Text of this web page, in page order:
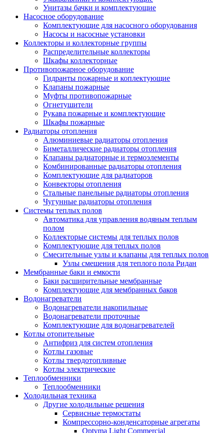
Унитазы бачки и комплектующие
Насосное оборудование
Комплектующие для насосного оборудования
Насосы и насосные установки
Коллекторы и коллекторные группы
Распределительные коллекторы
Шкафы коллекторные
Противопожарное оборудование
Гидранты пожарные и коплектующие
Клапаны пожарные
Муфты противопожарные
Огнетушители
Рукава пожарные и комплектующие
Шкафы пожарные
Радиаторы отопления
Алюминиевые радиаторы отопления
Биметаллические радиаторы отопления
Клапаны радиаторные и термоэлементы
Комбинированные радиаторы отопления
Комплектующие для радиаторов
Конвекторы отопления
Стальные панельные радиаторы отопления
Чугунные радиаторы отопления
Системы теплых полов
Автоматика для управления водяным теплым
полом
Коллекторые системы для теплых полов
Комплектующие для теплых полов
Смесительные узлы и клапаны для теплых полов
Узлы смешения для теплого пола Ридан
Мембранные баки и емкости
Баки расширительные мембранные
Комплектующие для мембранных баков
Водонагреватели
Водонагреватели накопильные
Водонагреватели проточные
Комплектующие для водонагревателей
Котлы отопительные
Антифриз для систем отопления
Котлы газовые
Котлы твердотопливные
Котлы электрические
Теплообменники
Теплообменники
Холодильная техника
Другие холодильные решения
Сервисные термостаты
Компрессорно-конденсаторные агрегаты
Optyma Light Commercial